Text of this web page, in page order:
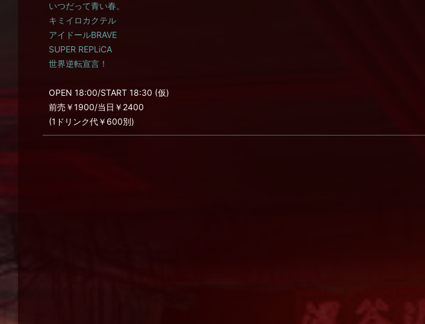
いつだって青い春。
キミイロカクテル
アイドールBRAVE
SUPER REPLiCA
世界逆転宣言！
OPEN 18:00/START 18:30 (仮)
前売￥1900/当日￥2400
(1ドリンク代￥600別)